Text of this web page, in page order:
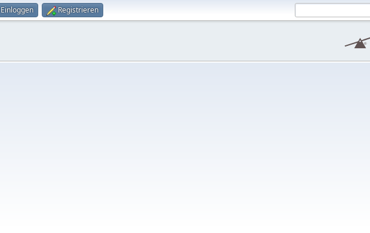
Einloggen Registrieren